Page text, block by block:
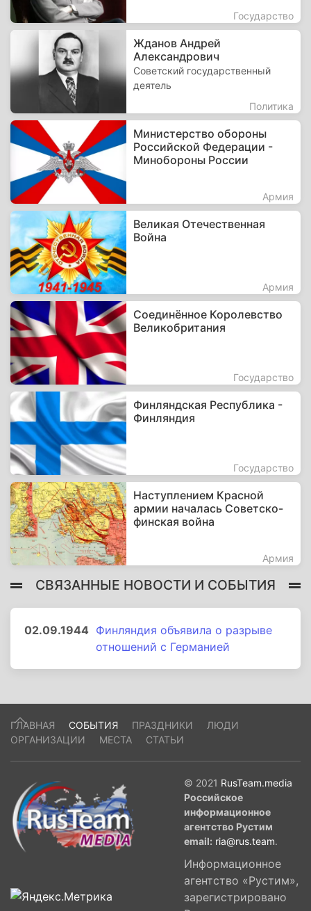
Государство
Жданов Андрей
Александрович
Советский государственный
деятель
Политика
Министерство обороны
Российской Федерации -
Минобороны России
Армия
Великая Отечественная
Война
Армия
Соединённое Королевство
Великобритания
Государство
Финляндская Республика -
Финляндия
Государство
Наступлением Красной
армии началась Советско-
финская война
Армия
СВЯЗАННЫЕ НОВОСТИ И СОБЫТИЯ
02.09.1944 Финляндия объявила о разрыве
отношений с Германией
ГЛАВНАЯ СОБЫТИЯ ПРАЗДНИКИ
ЛЮДИ
ОРГАНИЗАЦИИ
МЕСТА СТАТЬИ
© 2021 RusTeam.media
Российское
информационное
агентство Рустим
email: ria@rus.team.
Информационное
агентство «Рустим»,
зарегистрировано